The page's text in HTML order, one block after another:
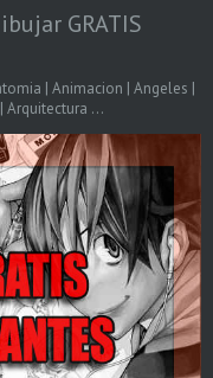
GRATIS
| Animacion | Angeles |
...